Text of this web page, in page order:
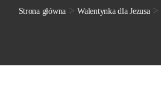
Strona główna >Walentynka dla Jezusa>